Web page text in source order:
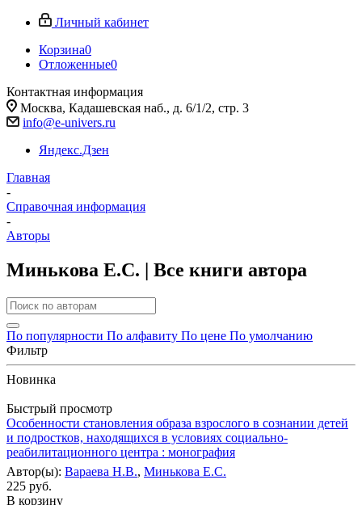
Личный кабинет
Корзина0
Отложенные0
Контактная информация
Москва, Кадашевская наб., д. 6/1/2, стр. 3
info@e-univers.ru
Яндекс.Дзен
Главная
-
Справочная информация
-
Авторы
Минькова Е.С. | Все книги автора
По популярности По алфавиту По цене По умолчанию
Фильтр
Новинка
Быстрый просмотр
Особенности становления образа взрослого в сознании детей
и подростков, находящихся в условиях социально-
реабилитационного центра : монография
Автор(ы): Вараева Н.В., Минькова Е.С.
225 руб.
В корзину